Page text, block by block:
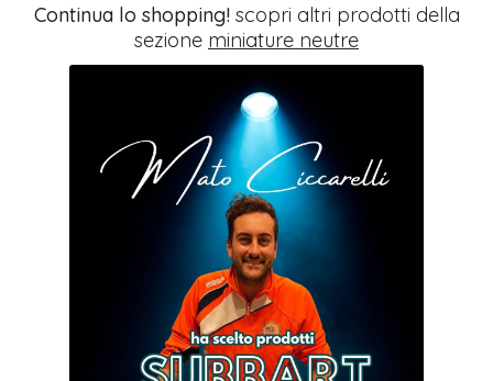
Continua lo shopping!scopri altri prodotti della
sezione miniature neutre